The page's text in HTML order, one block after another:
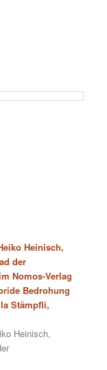
Heinisch,
der
Nomos-Verlag
Bedrohung
Stämpfli,
Heinisch,